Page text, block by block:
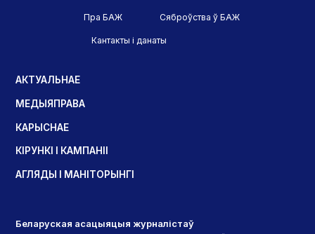
Пра БАЖ Сяброўства ў БАЖ
Кантакты і данаты
АКТУАЛЬНАЕ
МЕДЫЯПРАВА
КАРЫСНАЕ
КІРУНКІ І КАМПАНІІ
АГЛЯДЫ І МАНІТОРЫНГІ
Беларуская асацыяцыя журналістаў